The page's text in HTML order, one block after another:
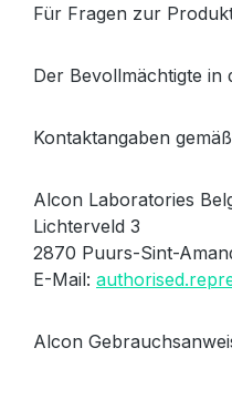
Für Fragen zur
Der Bevollmächtigte
Kontaktangaben gemäß
Alcon Laboratories
Lichterveld 3
2870 Puurs-Sint-
E-Mail:
Alcon